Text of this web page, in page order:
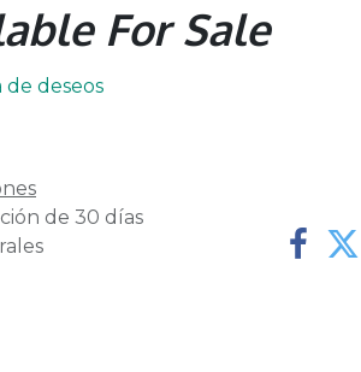
For Sale
de deseos
de 30 días